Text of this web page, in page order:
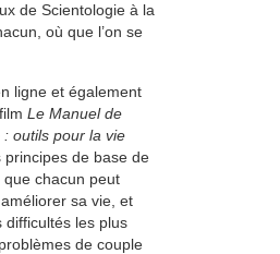
de Scientologie à la
où que l’on se
ligne et également
Le Manuel de
: outils pour la vie
principes de base de
que chacun peut
sa vie, et
difficultés les plus
de couple